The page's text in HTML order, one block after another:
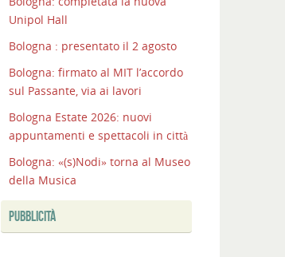
Unipol Hall
Bologna : presentato il 2 agosto
Bologna: firmato al MIT l’accordo
sul Passante, via ai lavori
Bologna Estate 2026: nuovi
appuntamenti e spettacoli in città
Bologna: «(s)Nodi» torna al Museo
della Musica
PUBBLICITÀ